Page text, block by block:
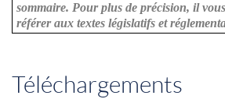
sommaire. Pour plus de précision, il
référer aux textes législatifs et
Téléchargements